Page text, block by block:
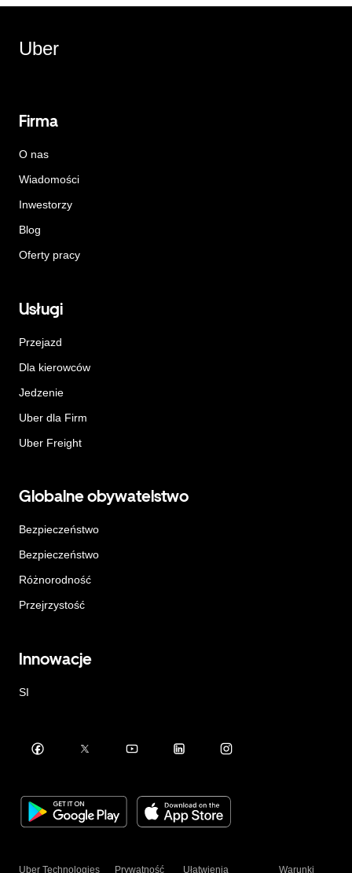
Uber
Firma
O nas
Wiadomości
Inwestorzy
Blog
Oferty pracy
Usługi
Przejazd
Dla kierowców
Jedzenie
Uber dla Firm
Uber Freight
Globalne obywatelstwo
Bezpieczeństwo
Bezpieczeństwo
Różnorodność
Przejrzystość
Innowacje
SI
Uber Technologies Prywatność Ułatwienia Warunki